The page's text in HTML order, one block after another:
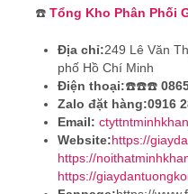
☎️ Tổng Kho Phân Phối
Địa chỉ:249 Lê Văn
phố Hồ Chí Minh
Điện thoại:☎️☎️☎️
Zalo đặt hàng:0916
Email:
Website:https://
https://
https://